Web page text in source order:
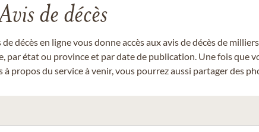
de décès
décès en ligne vous donne accès aux avis de décès de
par état ou province et par date de publication. Une fois que
propos du service à venir, vous pourrez aussi partager des